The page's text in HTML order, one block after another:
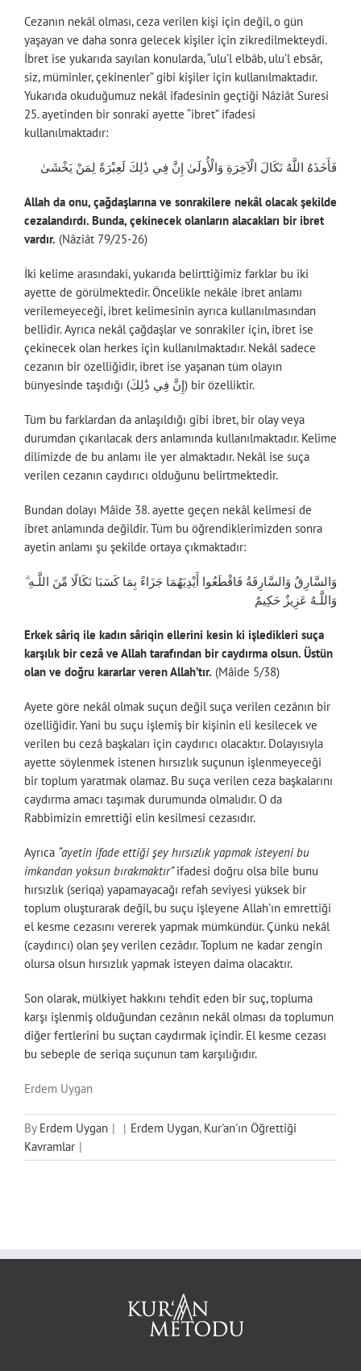
Cezanın nekâl olması, ceza verilen kişi için değil, o gün
yaşayan ve daha sonra gelecek kişiler için zikredilmekteydi.
İbret ise yukarıda sayılan konularda, “ulu’l elbâb, ulu’l ebsâr,
siz, müminler, çekinenler” gibi kişiler için kullanılmaktadır.
Yukarıda okuduğumuz nekâl ifadesinin geçtiği Nâziât Suresi
25. ayetinden bir sonraki ayette “ibret” ifadesi
kullanılmaktadır:
فَأَخَذَهُ اللَّهُ نَكَالَ الْآخِرَةِ وَالْأُولَىٰ إِنَّ فِي ذَٰلِكَ لَعِبْرَةً لِمَنْ يَخْشَىٰ
Allah da onu, çağdaşlarına ve sonrakilere nekâl olacak şekilde
cezalandırdı. Bunda, çekinecek olanların alacakları bir ibret
vardır. (Nâziât 79/25-26)
İki kelime arasındaki, yukarıda belirttiğimiz farklar bu iki
ayette de görülmektedir. Öncelikle nekâle ibret anlamı
verilemeyeceği, ibret kelimesinin ayrıca kullanılmasından
bellidir. Ayrıca nekâl çağdaşlar ve sonrakiler için, ibret ise
çekinecek olan herkes için kullanılmaktadır. Nekâl sadece
cezanın bir özelliğidir, ibret ise yaşanan tüm olayın
bünyesinde taşıdığı (إِنَّ فِي ذَٰلِكَ) bir özelliktir.
Tüm bu farklardan da anlaşıldığı gibi ibret, bir olay veya
durumdan çıkarılacak ders anlamında kullanılmaktadır. Kelime
dilimizde de bu anlamı ile yer almaktadır. Nekâl ise suça
verilen cezanın caydırıcı olduğunu belirtmektedir.
Bundan dolayı Mâide 38. ayette geçen nekâl kelimesi de
ibret anlamında değildir. Tüm bu öğrendiklerimizden sonra
ayetin anlamı şu şekilde ortaya çıkmaktadır:
وَالسَّارِقُ وَالسَّارِقَةُ فَاقْطَعُوا أَيْدِيَهُمَا جَزَاءً بِمَا كَسَبَا نَكَالًا مِّنَ اللَّـهِ ۗ
وَاللَّـهُ عَزِيزٌ حَكِيمٌ
Erkek sâriq ile kadın sâriqin ellerini kesin ki işledikleri suça
karşılık bir cezâ ve Allah tarafından bir caydırma olsun. Üstün
olan ve doğru kararlar veren Allah’tır. (Mâide 5/38)
Ayete göre nekâl olmak suçun değil suça verilen cezânın bir
özelliğidir. Yani bu suçu işlemiş bir kişinin eli kesilecek ve
verilen bu cezâ başkaları için caydırıcı olacaktır. Dolayısıyla
ayette söylenmek istenen hırsızlık suçunun işlenmeyeceği
bir toplum yaratmak olamaz. Bu suça verilen ceza başkalarını
caydırma amacı taşımak durumunda olmalıdır. O da
Rabbimizin emrettiği elin kesilmesi cezasıdır.
Ayrıca “ayetin ifade ettiği şey hırsızlık yapmak isteyeni bu
imkandan yoksun bırakmaktır”ifadesi doğru olsa bile bunu
hırsızlık (seriqa) yapamayacağı refah seviyesi yüksek bir
toplum oluşturarak değil, bu suçu işleyene Allah’ın emrettiği
el kesme cezasını vererek yapmak mümkündür. Çünkü nekâl
(caydırıcı) olan şey verilen cezâdır. Toplum ne kadar zengin
olursa olsun hırsızlık yapmak isteyen daima olacaktır.
Son olarak, mülkiyet hakkını tehdit eden bir suç, topluma
karşı işlenmiş olduğundan cezânın nekâl olması da toplumun
diğer fertlerini bu suçtan caydırmak içindir. El kesme cezası
bu sebeple de seriqa suçunun tam karşılığıdır.
Erdem Uygan
By Erdem Uygan | | Erdem Uygan, Kur'an'ın Öğrettiği
Kavramlar |